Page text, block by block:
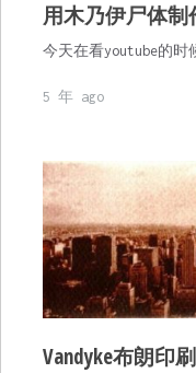
用木乃伊尸体
今天在看youtube的时
5 年 ago
Vandyke布朗印